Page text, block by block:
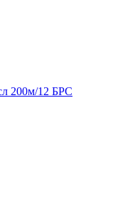
200м/12 БРС